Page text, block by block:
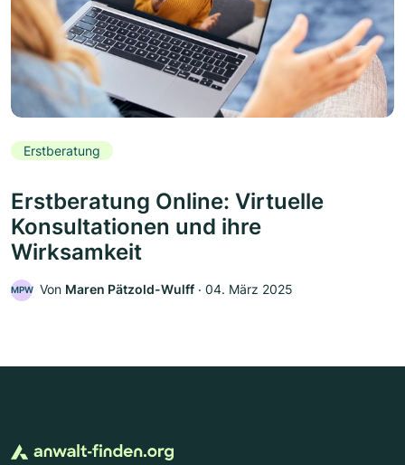
Erstberatung
Erstberatung Online: Virtuelle
Konsultationen und ihre
Wirksamkeit
MPW Von Maren Pätzold-Wulff ‧ 04. März 2025